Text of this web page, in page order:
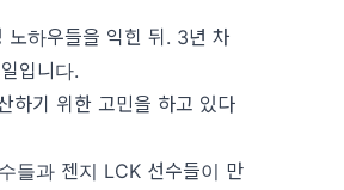
하우들을 익힌 뒤. 3년 차
입니다.
하기 위한 고민을 하고 있다
들과 젠지 LCK 선수들이 만